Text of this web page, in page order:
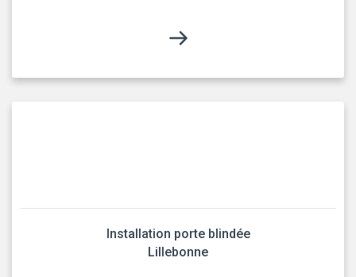
Installation porte blindée
Lillebonne